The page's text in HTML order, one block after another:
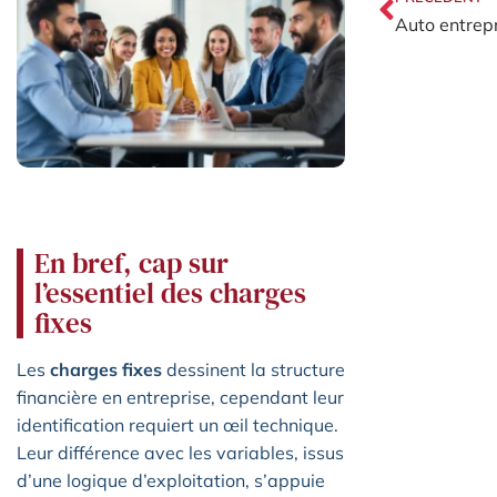
En bref, cap sur
l’essentiel des charges
fixes
Les charges fixes dessinent la structure
financière en entreprise, cependant leur
identification requiert un œil technique.
Leur différence avec les variables, issus
d’une logique d’exploitation, s’appuie